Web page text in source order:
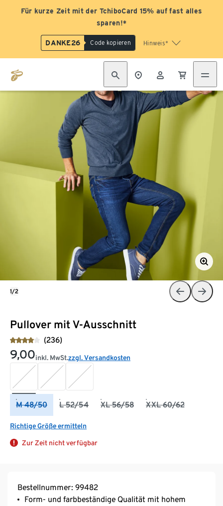
Für kurze Zeit mit der TchiboCard 15% auf fast alles
sparen!*
DANKE26 Code kopieren Hinweis*
Pullover mit V-Ausschnitt
(236)
9,00inkl. MwSt.zzgl. Versandkosten
M 48/50 L 52/54 XL 56/58 XXL 60/62
Richtige Größe ermitteln
Zur Zeit nicht verfügbar
1/2
Bestellnummer: 99482
Form- und farbbeständige Qualität mit hohem